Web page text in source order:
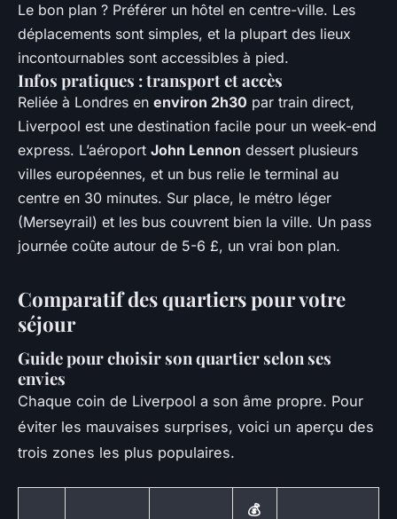
Le bon plan ? Préférer un hôtel en centre-ville. Les
déplacements sont simples, et la plupart des lieux
incontournables sont accessibles à pied.
Infos pratiques : transport et accès
Reliée à Londres en environ 2h30 par train direct,
Liverpool est une destination facile pour un week-end
express. L’aéroport John Lennon dessert plusieurs
villes européennes, et un bus relie le terminal au
centre en 30 minutes. Sur place, le métro léger
(Merseyrail) et les bus couvrent bien la ville. Un pass
journée coûte autour de 5-6 £, un vrai bon plan.
Comparatif des quartiers pour votre
séjour
Guide pour choisir son quartier selon ses
envies
Chaque coin de Liverpool a son âme propre. Pour
éviter les mauvaises surprises, voici un aperçu des
trois zones les plus populaires.
💰